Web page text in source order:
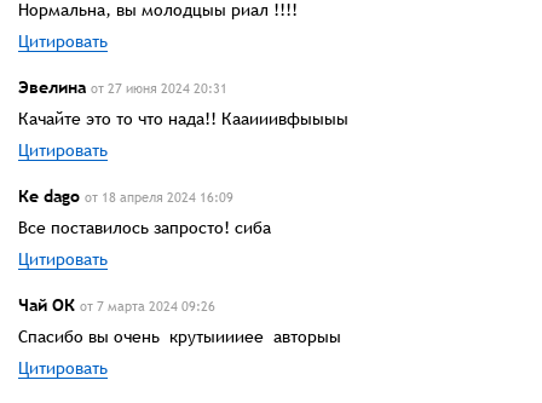
Нормальна, вы молодцыы риал !!!!
Цитировать
Эвелина от 27 июня 2024 20:31
Качайте это то что нада!! Кааииивфыыыы
Цитировать
Ке dago от 18 апреля 2024 16:09
Все поставилось запросто! сиба
Цитировать
Чай ОК от 7 марта 2024 09:26
Спасибо вы очень крутыиииее авторыы
Цитировать